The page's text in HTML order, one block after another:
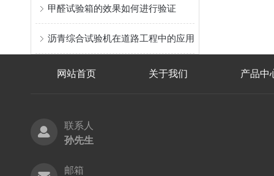
甲醛试验箱的效果如何进行验证
沥青综合试验机在道路工程中的应用
网站首页 关于我们 产品中
联系人
孙先生
邮箱